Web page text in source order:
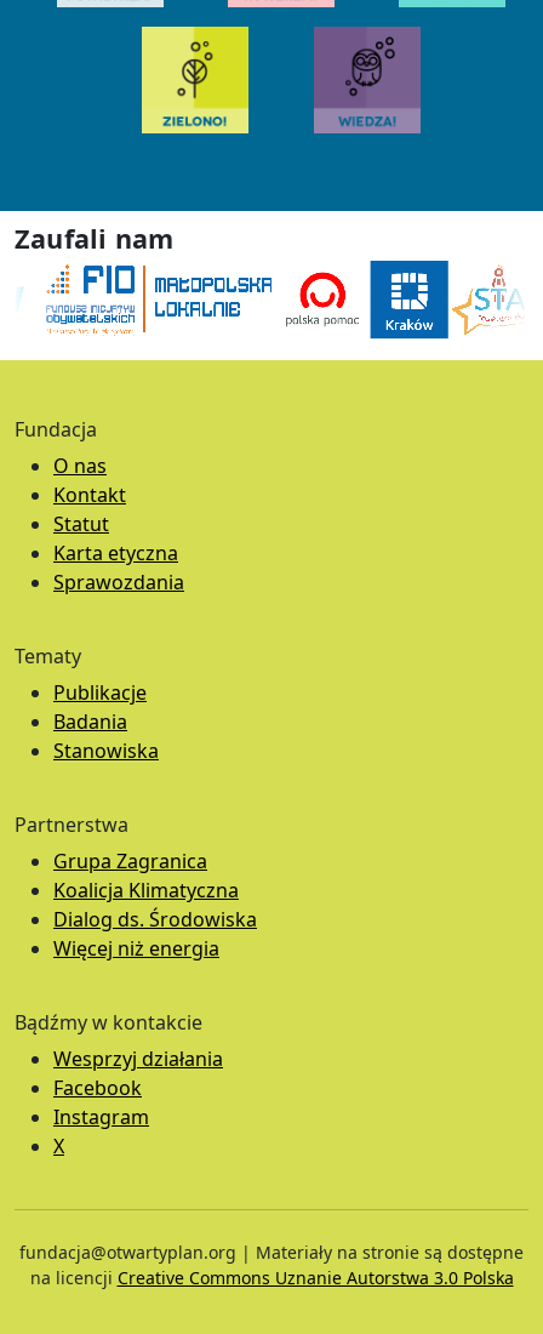
Zaufali nam
Fundacja
O nas
Kontakt
Statut
Karta etyczna
Sprawozdania
Tematy
Publikacje
Badania
Stanowiska
Partnerstwa
Grupa Zagranica
Koalicja Klimatyczna
Dialog ds. Środowiska
Więcej niż energia
Bądźmy w kontakcie
Wesprzyj działania
Facebook
Instagram
X
fundacja@otwartyplan.org | Materiały na stronie są dostępne
na licencji Creative Commons Uznanie Autorstwa 3.0 Polska